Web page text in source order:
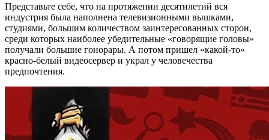
Представьте себе, что на протяжении десятилетий вся
индустрия была наполнена телевизионными вышками,
студиями, большим количеством заинтересованных сторон,
среди которых наиболее убедительные «говорящие головы»
получали большие гонорары. А потом пришел «какой-то»
красно-белый видеосервер и украл у человечества
предпочтения.